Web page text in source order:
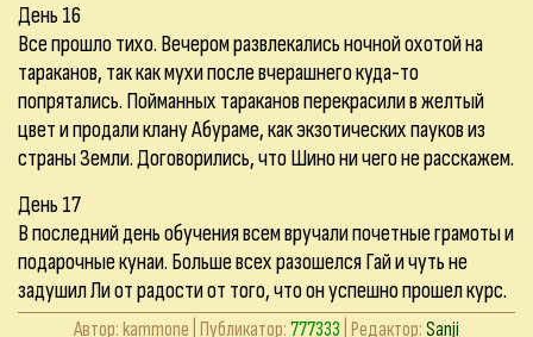
День 16
Все прошло тихо. Вечером развлекались ночной охотой на
тараканов, так как мухи после вчерашнего куда-то
попрятались. Пойманных тараканов перекрасили в желтый
цвет и продали клану Абураме, как экзотических пауков из
страны Земли. Договорились, что Шино ни чего не расскажем.
День 17
В последний день обучения всем вручали почетные грамоты и
подарочные кунаи. Больше всех разошелся Гай и чуть не
задушил Ли от радости от того, что он успешно прошел курс.
Автор: kammone | Публикатор:777333 | Редактор:Sanji